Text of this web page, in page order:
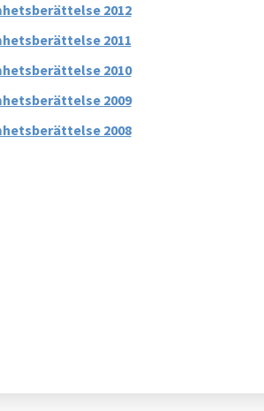
2012
2011
2010
2009
2008